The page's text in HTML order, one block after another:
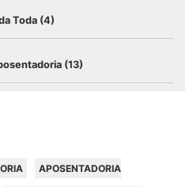
Toda (4)
(13)
APOSENTADORIA